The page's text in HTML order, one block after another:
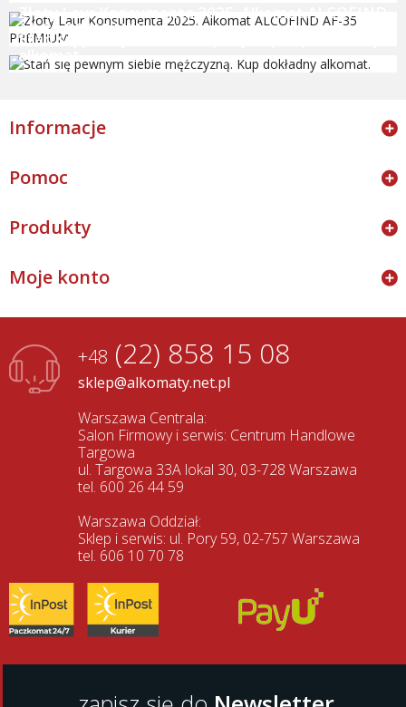
Złoty Laur Konsumenta 2025. Alkomat ALCOFIND
AF-35 PREMIUM
Stań się pewnym siebie mężczyzną. Kup dokładny
alkomat.
Informacje
Pomoc
Produkty
Moje konto
+48 (22) 858 15 08
sklep@alkomaty.net.pl
Warszawa Centrala:
Salon Firmowy i serwis: Centrum Handlowe
Targowa
ul. Targowa 33A lokal 30, 03-728 Warszawa
tel. 600 26 44 59
Warszawa Oddział:
Sklep i serwis: ul. Pory 59, 02-757 Warszawa
tel. 606 10 70 78